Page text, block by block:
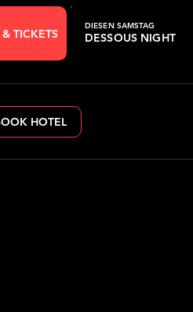
TICKETS DESSOUS NIGHT
DIESEN SAMSTAG
HOTEL